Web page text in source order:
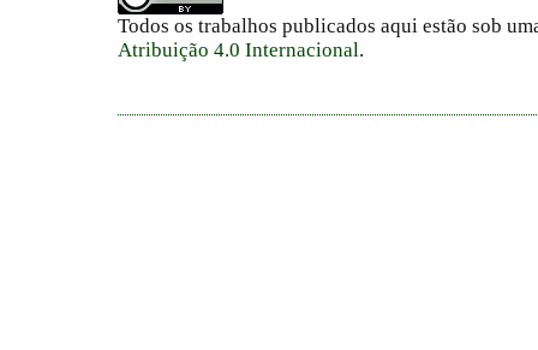
Todos os trabalhos publicados aqui estão sob
Atribuição 4.0 Internacional.